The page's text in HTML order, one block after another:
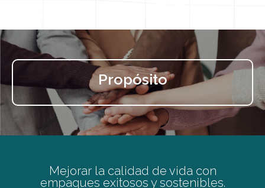
Propósito
Mejorar la calidad de vida con
empaques exitosos y sostenibles.